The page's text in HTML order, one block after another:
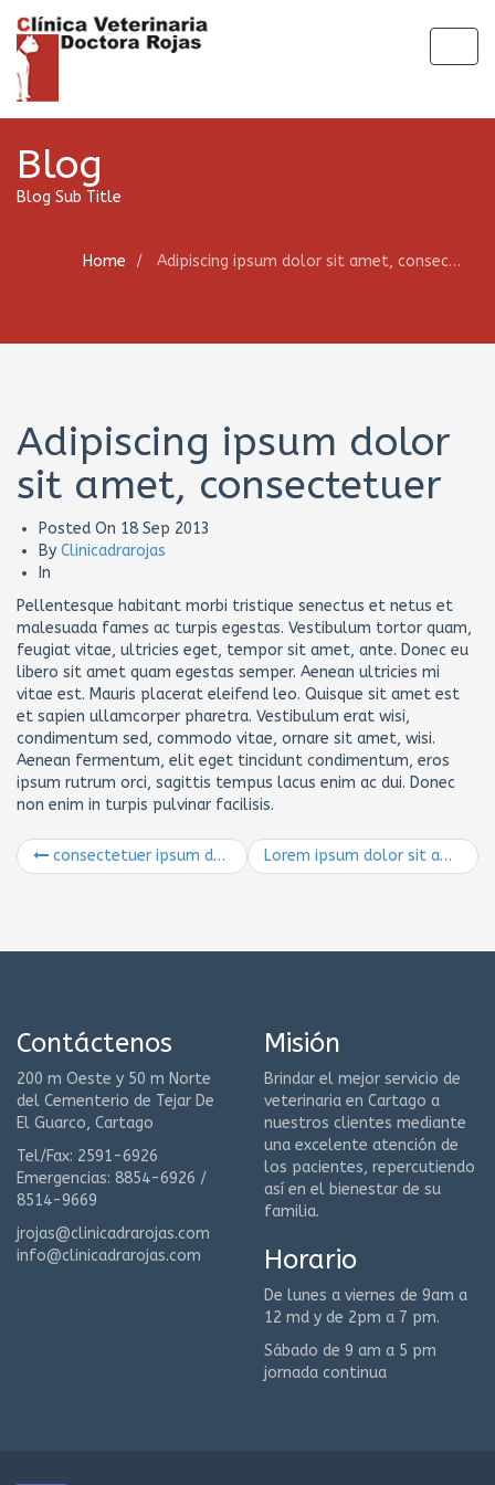
Blog
Blog Sub Title
Home Adipiscing ipsum dolor sit amet, consectetuer
Adipiscing ipsum dolor
sit amet, consectetuer
Posted On 18 Sep 2013
By Clinicadrarojas
In
Pellentesque habitant morbi tristique senectus et netus et
malesuada fames ac turpis egestas. Vestibulum tortor quam,
feugiat vitae, ultricies eget, tempor sit amet, ante. Donec eu
libero sit amet quam egestas semper. Aenean ultricies mi
vitae est. Mauris placerat eleifend leo. Quisque sit amet est
et sapien ullamcorper pharetra. Vestibulum erat wisi,
condimentum sed, commodo vitae, ornare sit amet, wisi.
Aenean fermentum, elit eget tincidunt condimentum, eros
ipsum rutrum orci, sagittis tempus lacus enim ac dui. Donec
non enim in turpis pulvinar facilisis.
consectetuer ipsum dolor sit amet Lorem ipsum dolor sit amet, consectetuer adipiscing
Contáctenos
200 m Oeste y 50 m Norte
del Cementerio de Tejar De
El Guarco, Cartago
Tel/Fax: 2591-6926
Emergencias: 8854-6926 /
8514-9669
jrojas@clinicadrarojas.com
info@clinicadrarojas.com
Misión
Brindar el mejor servicio de
veterinaria en Cartago a
nuestros clientes mediante
una excelente atención de
los pacientes, repercutiendo
así en el bienestar de su
familia.
Horario
De lunes a viernes de 9am a
12 md y de 2pm a 7 pm.
Sábado de 9 am a 5 pm
jornada continua